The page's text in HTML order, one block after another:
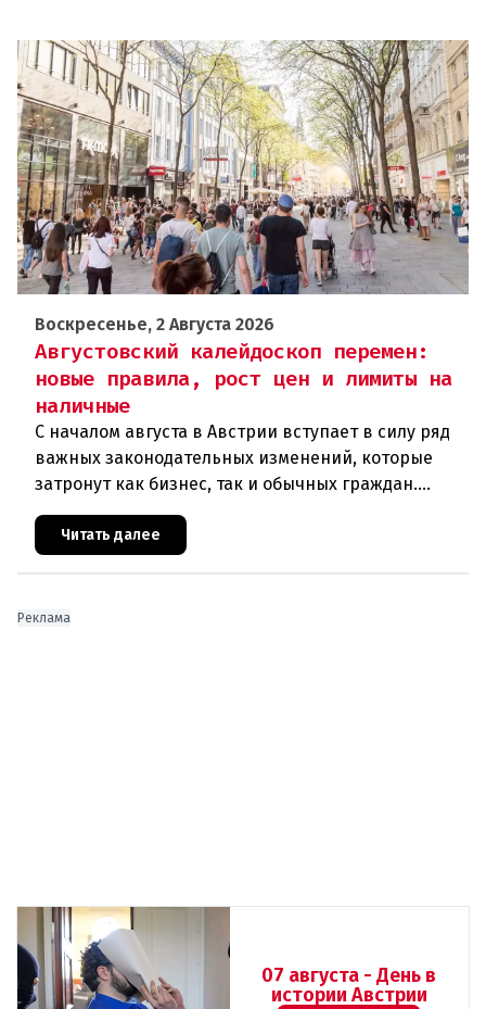
Воскресенье, 2 Августа 2026
Августовский калейдоскоп перемен:
новые правила, рост цен и лимиты на
наличные
С началом августа в Австрии вступает в силу ряд
важных законодательных изменений, которые
затронут как бизнес, так и обычных граждан.
Ключевые нововведения сконцентрированы в
строительном секторе и сф
Читать далее
Реклама
07 августа - День в
истории Австрии